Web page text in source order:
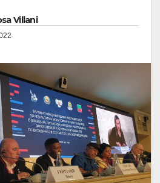
Villani